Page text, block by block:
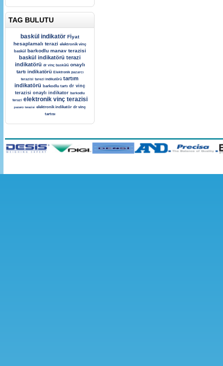
TAG BULUTU
baskül indikatör Fİyat
hesaplamalı terazi elektronik vinç
baskül barkodlu manav terazisi
baskül indikatörü terazi
indikatörü dr vinç baskülü onaylı
tartı indikatörü
Elektronik pazarcı
terazisi tarezi indikatörü tartım
indikatörü barkodlu tartı dr vinç
terazisi onaylı indikator barkodlu
terazi elektronik vinç terazisi
pazarcı terazisi elektronik indikatör dr vinç
tartısı